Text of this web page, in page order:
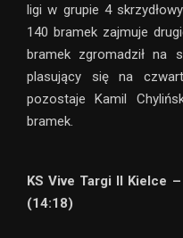
ligi w grupie 4
140 bramek zajmuje
bramek zgromadził na
plasujący się na
pozostaje Kamil
bramek.
KS Vive Targi II Kielce
(14:18)